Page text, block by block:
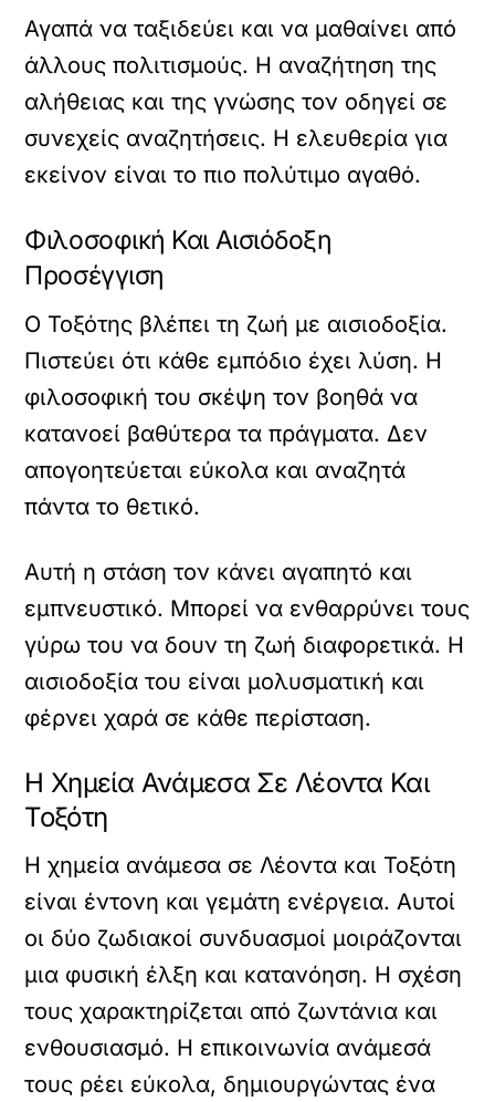
Αγαπά να ταξιδεύει και να μαθαίνει από
άλλους πολιτισμούς. Η αναζήτηση της
αλήθειας και της γνώσης τον οδηγεί σε
συνεχείς αναζητήσεις. Η ελευθερία για
εκείνον είναι το πιο πολύτιμο αγαθό.
Φιλοσοφική Και Αισιόδοξη
Προσέγγιση
Ο Τοξότης βλέπει τη ζωή με αισιοδοξία.
Πιστεύει ότι κάθε εμπόδιο έχει λύση. Η
φιλοσοφική του σκέψη τον βοηθά να
κατανοεί βαθύτερα τα πράγματα. Δεν
απογοητεύεται εύκολα και αναζητά
πάντα το θετικό.
Αυτή η στάση τον κάνει αγαπητό και
εμπνευστικό. Μπορεί να ενθαρρύνει τους
γύρω του να δουν τη ζωή διαφορετικά. Η
αισιοδοξία του είναι μολυσματική και
φέρνει χαρά σε κάθε περίσταση.
Η Χημεία Ανάμεσα Σε Λέοντα Και
Τοξότη
Η χημεία ανάμεσα σε Λέοντα και Τοξότη
είναι έντονη και γεμάτη ενέργεια. Αυτοί
οι δύο ζωδιακοί συνδυασμοί μοιράζονται
μια φυσική έλξη και κατανόηση. Η σχέση
τους χαρακτηρίζεται από ζωντάνια και
ενθουσιασμό. Η επικοινωνία ανάμεσά
τους ρέει εύκολα, δημιουργώντας ένα